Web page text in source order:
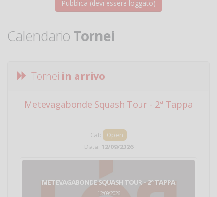
Calendario Tornei
Tornei in arrivo
Metevagabonde Squash Tour - 2ª Tappa
Cat:
Open
Data: 12/09/2026
METEVAGABONDE SQUASH TOUR - 2ª TAPPA
12/09/2026